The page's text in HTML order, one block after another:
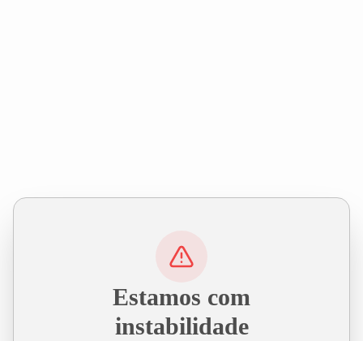
Estamos com
instabilidade